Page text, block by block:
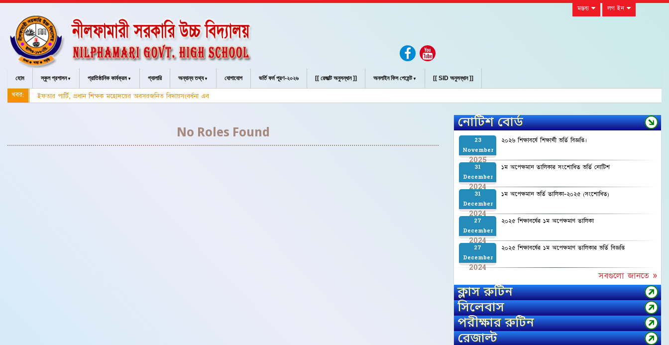
মন্তব্য লগ ইন
হোম স্কুল প্রশাসন প্রাতিষ্ঠানিক কার্যক্রম গ্যালারি অন্যান্য তথ্য যোগাযোগ ভর্তি ফর্ম পূরণ-২০২৬ [[ রেজাল্ট অনুসন্ধান ]] অনলাইন ফিস পেমেন্ট [[ SID অনুসন্ধান ]]
খবর: ইফতার পার্টি, প্রধান শিক্ষক মহোদয়ের অবসরজনিত বিদায়সংবর্ধনা এবং জেলা শিক্ষা অফিসার ম
No Roles Found
নোটিশ বোর্ড
23
November
2025
২০২৬ শিক্ষাবর্ষে শিক্ষার্থী ভর্তি বিজ্ঞপ্তি।
31
December
2024
১ম অপেক্ষমান তালিকার সংশোধিত ভর্তি নোটিশ
31
December
2024
১ম অপেক্ষমান ভর্তি তালিকা-২০২৫ (সংশোধিত)
27
December
2024
২০২৫ শিক্ষাবর্ষের ১ম অপেক্ষমাণ তালিকা
27
December
2024
২০২৫ শিক্ষাবর্ষের ১ম অপেক্ষমাণ তালিকার ভর্তি বিজ্ঞপ্তি
সবগুলো জানতে »
ক্লাস রুটিন
সিলেবাস
পরীক্ষার রুটিন
রেজাল্ট